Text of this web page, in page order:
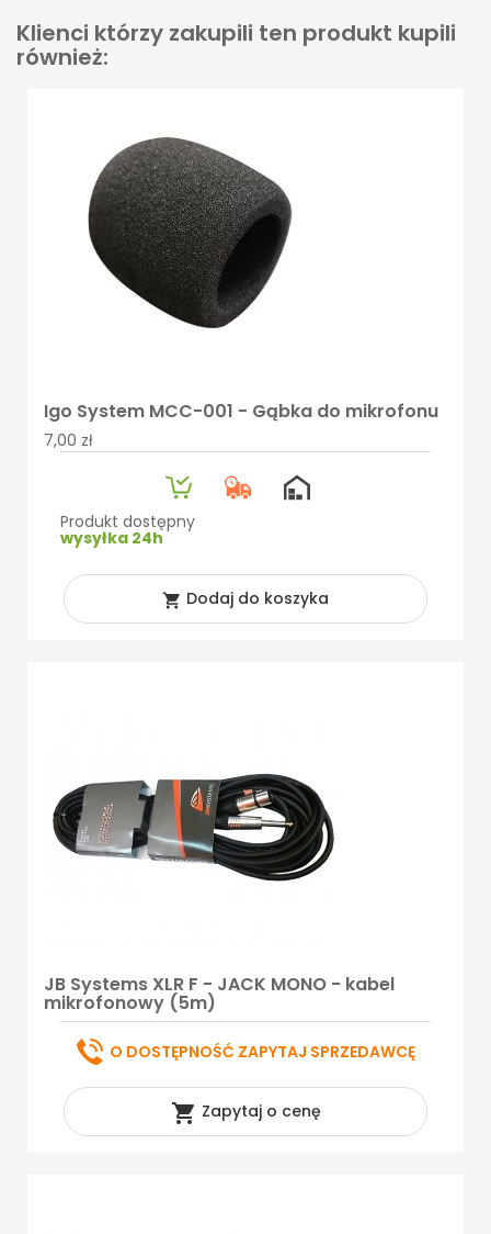
Klienci którzy zakupili ten produkt kupili
również:
Igo System MCC-001 - Gąbka do mikrofonu
7,00 zł
Produkt dostępny
wysyłka 24h
 Dodaj do koszyka
JB Systems XLR F - JACK MONO - kabel
mikrofonowy (5m)
O DOSTĘPNOŚĆ ZAPYTAJ SPRZEDAWCĘ
 Zapytaj o cenę